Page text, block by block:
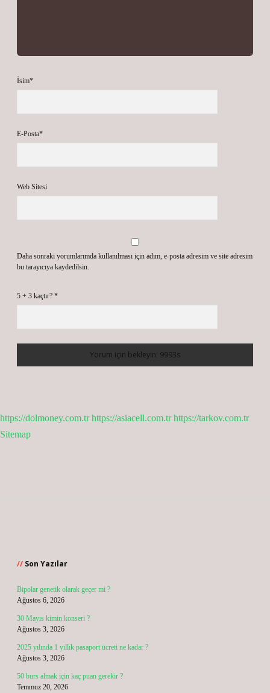
İsim*
E-Posta*
Web Sitesi
Daha sonraki yorumlarımda kullanılması için adım, e-posta adresim ve site adresim
bu tarayıcıya kaydedilsin.
5 + 3 kaçtır? *
https://dolmoney.com.tr https://asiacell.com.tr https://tarkov.com.tr
Sitemap
Son Yazılar
Bipolar genetik olarak geçer mi ?
Ağustos 6, 2026
30 Mayıs kimin konseri ?
Ağustos 3, 2026
2025 yılında 1 yıllık pasaport ücreti ne kadar ?
Ağustos 3, 2026
50 burs almak için kaç puan gerekir ?
Temmuz 20, 2026